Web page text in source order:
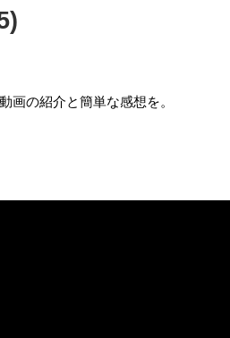
画の紹介と簡単な感想を。